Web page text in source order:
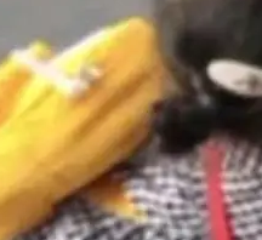
国传媒大学
事视频、音
，实际支出
是，该项目
持续运行长
觉异常。这
半年时间
今年底或
水平。 Dela
作。中国的
加速迭代，
话是 "buil
。 这个判
Face 是
百万个模
展系
软件工程师
序？答案几
的程序写程
系统、智能
。 Crawsh
coding age
核心论点很
请，全
诞生
没人想到它
8月1日，
翼（tiany